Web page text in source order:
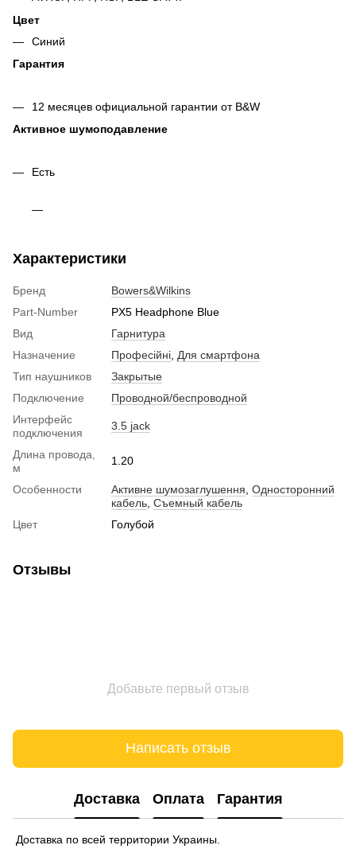
Цвет
Синий
Гарантия
12 месяцев официальной гарантии от B&W
Активное шумоподавление
Есть
Характеристики
Бренд
Bowers&Wilkins
Part-Number
PX5 Headphone Blue
Вид
Гарнитура
Назначение
Професійні Для смартфона
Тип наушников
Закрытые
Подключение
Проводной/беспроводной
Интерфейс
подключения
3.5 jack
Длина провода,
м
1.20
Особенности Активне шумозаглушення Односторонний
кабель Съемный кабель
Цвет
Голубой
Отзывы
Добавьте первый отзыв
Написать отзыв
Доставка Оплата Гарантия
Доставка по всей территории Украины.